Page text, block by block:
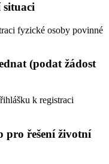
fyzické osoby povinné
(podat žádost
k registraci
pro řešení životní